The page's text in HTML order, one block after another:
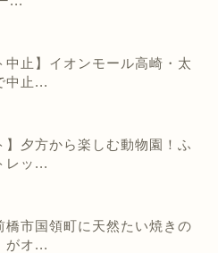
中止】イオンモール高崎・太
中止...
】夕方から楽しむ動物園！ふ
レッ...
橋市国領町に天然たい焼きの
がオ...